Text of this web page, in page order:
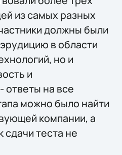
из самых разных
должны были
в области
но и
и
ответы на все
можно было найти
компании, а
сдачи теста не